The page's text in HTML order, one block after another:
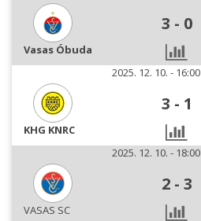
3 - 0
Vasas Óbuda
2025. 12. 10. - 16:00
3 - 1
KHG KNRC
2025. 12. 10. - 18:00
2 - 3
VASAS SC